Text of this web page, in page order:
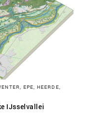
EPE, HEERDE,
IJsselvallei
OP